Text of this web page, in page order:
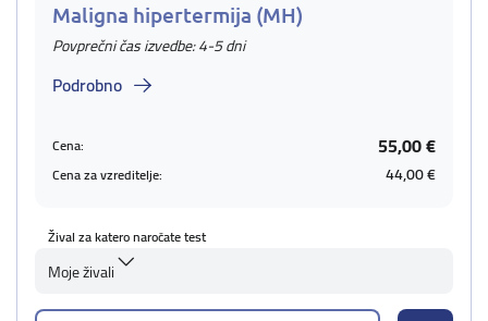
Maligna hipertermija (MH)
Povprečni čas izvedbe: 4-5 dni
Podrobno
Cena: 55,00 €
Cena za vzreditelje: 44,00 €
Žival za katero naročate test
Moje živali